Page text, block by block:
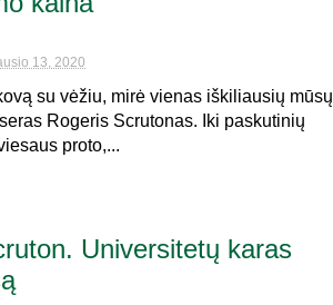
13, 2020
su vėžiu, mirė vienas iškiliausių mūsų
Rogeris Scrutonas. Iki paskutinių
proto,...
Universitetų karas